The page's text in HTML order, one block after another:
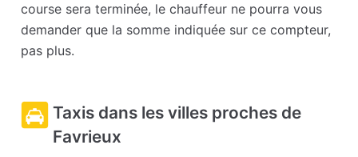
course sera terminée, le chauffeur ne pourra vous
demander que la somme indiquée sur ce compteur,
pas plus.
Taxis dans les villes proches de
Favrieux